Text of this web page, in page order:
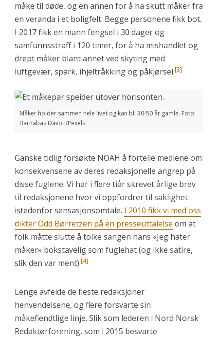
måke til døde, og en annen for å ha skutt måker fra
en veranda i et boligfelt. Begge personene fikk bot.
I 2017 fikk en mann fengsel i 30 dager og
samfunnsstraff i 120 timer, for å ha mishandlet og
drept måker blant annet ved skyting med
luftgevær, spark, ihjeltråkking og påkjørsel.[3]
Måker holder sammen hele livet og kan bli 30-50 år gamle. Foto:
Barnabas Davoti/Pexels
Ganske tidlig forsøkte NOAH å fortelle mediene om
konsekvensene av deres redaksjonelle angrep på
disse fuglene. Vi har i flere tiår skrevet årlige brev
til redaksjonene hvor vi oppfordrer til saklighet
istedenfor sensasjonsomtale. I 2010 fikk vi med oss
dikter Odd Børretzen på en presseuttalelse om at
folk måtte slutte å tolke sangen hans «Jeg hater
måker» bokstavelig som fuglehat (og ikke satire,
slik den var ment).[4]
Lenge avfeide de fleste redaksjoner
henvendelsene, og flere forsvarte sin
måkefiendtlige linje. Slik som lederen i Nord Norsk
Redaktørforening, som i 2015 besvarte